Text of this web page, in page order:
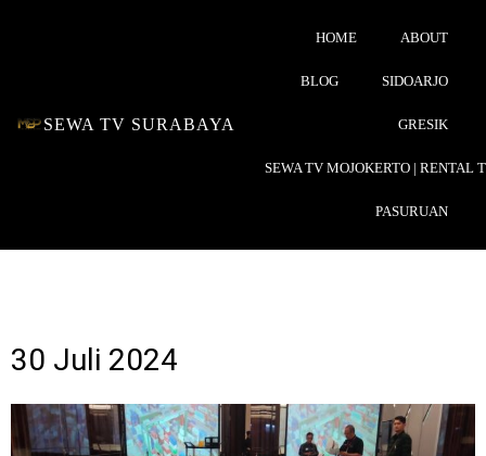
SEWA TV SURABAYA
HOME ABOUT
BLOG SIDOARJO
GRESIK
SEWA TV MOJOKERTO | RENTAL
PASURUAN
30 Juli 2024